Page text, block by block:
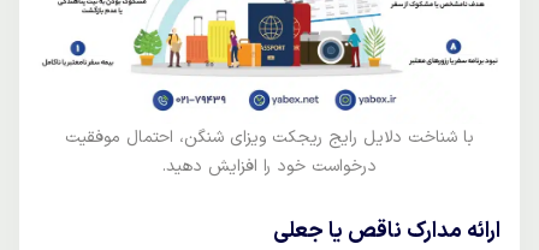
با شناخت دلایل رایج ریجکت ویزای شنگن، احتمال موفقیت
درخواست خود را افزایش دهید.
ارائه مدارک ناقص یا جعلی